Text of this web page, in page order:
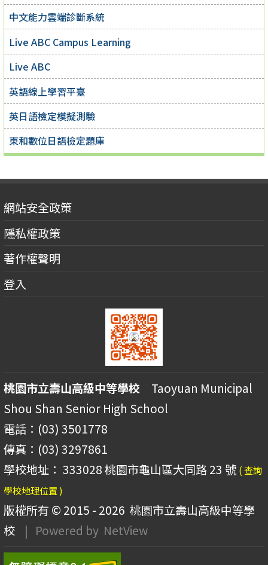
中文能力雲端診斷系統
Live ABC Campus Learning
Live ABC
英語線上學習平臺
英日語檢定模擬測驗
東和數位日語檢定題庫
網站安全政策
隱私權政策
著作權聲明
登入
桃園市立壽山高級中等學校 Taoyuan Municipal
Shou Shan Senior High School
電話：(03) 3501778
傳真：(03) 3297861
學校地址： 333028 桃園市龜山區大同路 23 號 ( 查詢
學校地理位置 )
版權所有 © 2015 - 2026 桃園市立壽山高級中等學
校
| Powered by NetView